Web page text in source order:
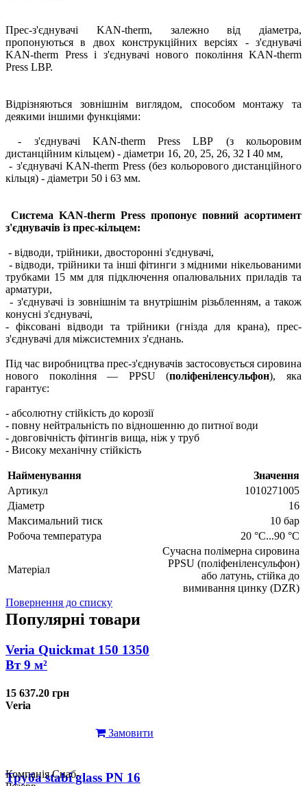
Прес-з'єднувачі KAN-therm, залежно від діаметра,
пропонуються в двох конструкційних версіях - з'єднувачі
KAN-therm Press і з'єднувачі нового покоління KAN-therm
Press LBP.
Відрізняються зовнішнім виглядом, способом монтажу та
деякими іншими функціями:
- з'єднувачі KAN-therm Press LBP (з кольоровим
дистанційним кільцем) - діаметри 16, 20, 25, 26, 32 І 40 мм,
- з'єднувачі KAN-therm Press (без кольорового дистанційного
кільця) - діаметри 50 і 63 мм.
Система KAN-therm Press пропонує повний асортимент
з'єднувачів із прес-кільцем:
- відводи, трійники, двосторонні з'єднувачі,
- відводи, трійники та інші фітинги з мідними нікельованими
трубками 15 мм для підключення опалювальних приладів та
арматури,
- з'єднувачі із зовнішнім та внутрішнім різьбленням, а також
конусні з'єднувачі,
- фіксовані відводи та трійники (гнізда для крана), прес-
з'єднувачі для міжсистемних з'єднань.
Під час виробництва прес-з'єднувачів застосовується сировина
нового покоління — PPSU (поліфеніленсульфон), яка
гарантує:
- абсолютну стійкість до корозії
- повну нейтральність по відношенню до питної води
- довговічність фітингів вища, ніж у труб
- Високу механічну стійкість
Найменування
Значення
Артикул
1010271005
Діаметр
16
Максимальний тиск
10 бар
Робоча температура
20 °C...90 °C
Матеріал
Сучасна полімерна сировина
PPSU (поліфеніленсульфон)
або латунь, стійка до
вимивання цинку (DZR)
Повернення до списку
Популярні товари
Veria Quickmat 150 1350
Вт 9 м²
15 637.20 грн
Veria
Замовити
Труба stabi glass PN 16
Компанія Снаб-